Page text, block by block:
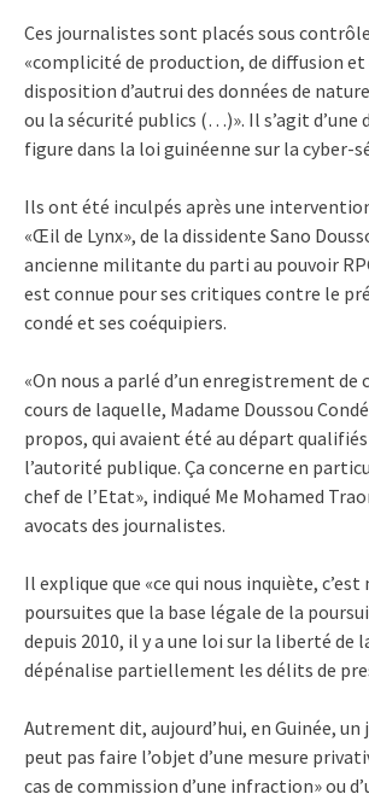
Ces journalistes sont placés sous
«complicité de production, de diffusion et
disposition d’autrui des données de
ou la sécurité publics (…)». Il s’agit d’une
figure dans la loi guinéenne sur la cyber-
Ils ont été inculpés après une
«Œil de Lynx», de la dissidente Sano
ancienne militante du parti au pouvoir
est connue pour ses critiques contre le
condé et ses coéquipiers.
«On nous a parlé d’un enregistrement de
cours de laquelle, Madame Doussou
propos, qui avaient été au départ
l’autorité publique. Ça concerne en
chef de l’Etat», indiqué Me Mohamed
avocats des journalistes.
Il explique que «ce qui nous inquiète, c’est
poursuites que la base légale de la
depuis 2010, il y a une loi sur la liberté de
dépénalise partiellement les délits de
Autrement dit, aujourd’hui, en Guinée,
peut pas faire l’objet d’une mesure
cas de commission d’une infraction» ou